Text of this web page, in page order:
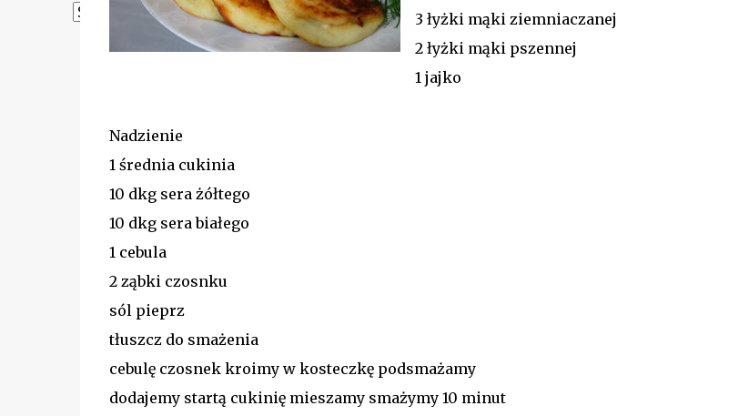
Translate
3 łyżki mąki ziemniaczanej
2 łyżki mąki pszennej
1 jajko
Nadzienie
1 średnia cukinia
10 dkg sera żółtego
10 dkg sera białego
1 cebula
2 ząbki czosnku
sól pieprz
tłuszcz do smażenia
cebulę czosnek kroimy w kosteczkę podsmażamy
dodajemy startą cukinię mieszamy smażymy 10 minut